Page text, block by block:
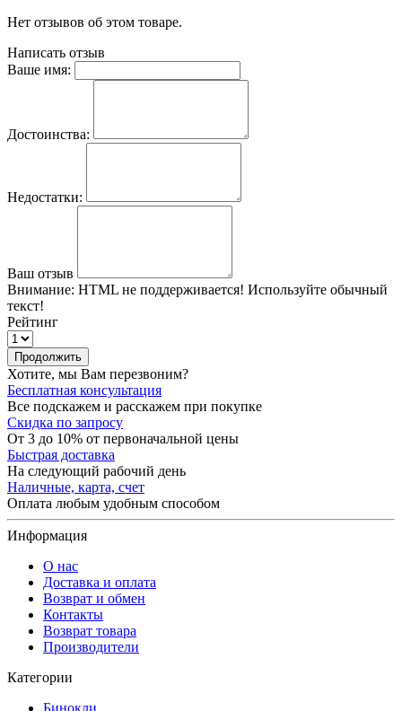
Нет отзывов об этом товаре.
Написать отзыв
Ваше имя:
Достоинства:
Недостатки:
Ваш отзыв
Внимание: HTML не поддерживается! Используйте обычный
текст!
Рейтинг
Продолжить
Хотите, мы Вам перезвоним?
Бесплатная консультация
Все подскажем и расскажем при покупке
Скидка по запросу
От 3 до 10% от первоначальной цены
Быстрая доставка
На следующий рабочий день
Наличные, карта, счет
Оплата любым удобным способом
Информация
О нас
Доставка и оплата
Возврат и обмен
Контакты
Возврат товара
Производители
Категории
Бинокли